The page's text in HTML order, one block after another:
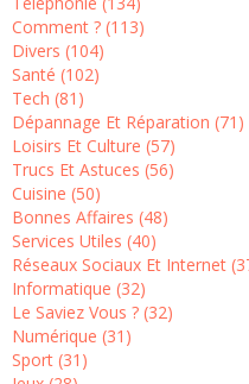
Comment ? (113)
Divers (104)
Santé (102)
Tech (81)
Dépannage Et Réparation (71)
Loisirs Et Culture (57)
Trucs Et Astuces (56)
Cuisine (50)
Bonnes Affaires (48)
Services Utiles (40)
Réseaux Sociaux Et Internet
Informatique (32)
Le Saviez Vous ? (32)
Numérique (31)
Sport (31)